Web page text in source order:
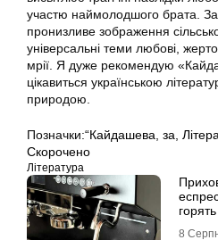
участю наймолодшого брата.
пронизливе зображення
універсальні теми любові,
мрії. Я дуже рекомендую
цікавиться українською
природою.
Позначки:“Кайдашева, за,
Скорочено
Література
горять
8